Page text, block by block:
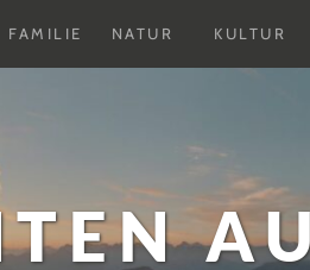
FAMILIE NATUR
Untermenu
KULTUR